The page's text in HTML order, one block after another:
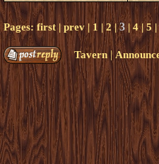
Pages:first|prev| 1 |2|3 |4|5 |
Tavern |